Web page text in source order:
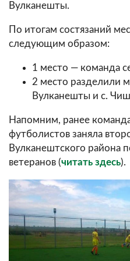
Вулканешты.
По итогам состязаний
следующим образом:
1 место — команда
2 место разделили
Вулканешты и с.
Напомним, ранее
футболистов заняла
Вулканештского района
ветеранов (читать здесь).